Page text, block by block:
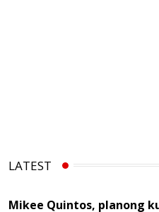
LATEST
Mikee Quintos, planong